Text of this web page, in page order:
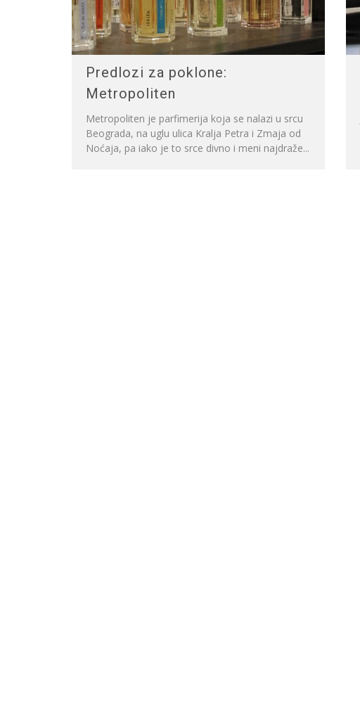
Predlozi za poklone:
Metropoliten
Metropoliten je parfimerija koja se nalazi u srcu
Beograda, na uglu ulica Kralja Petra i Zmaja od
Noćaja, pa iako je to srce divno i meni najdraže...